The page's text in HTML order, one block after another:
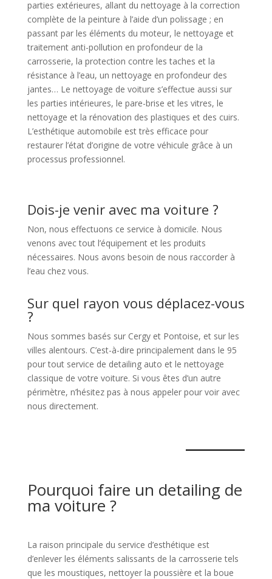
parties extérieures, allant du nettoyage à la correction
complète de la peinture à l’aide d’un polissage ; en
passant par les éléments du moteur, le nettoyage et
traitement anti-pollution en profondeur de la
carrosserie, la protection contre les taches et la
résistance à l’eau, un nettoyage en profondeur des
jantes… Le nettoyage de voiture s’effectue aussi sur
les parties intérieures, le pare-brise et les vitres, le
nettoyage et la rénovation des plastiques et des cuirs.
L’esthétique automobile est très efficace pour
restaurer l’état d’origine de votre véhicule grâce à un
processus professionnel.
Dois-je venir avec ma voiture ?
Non, nous effectuons ce service à domicile. Nous
venons avec tout l’équipement et les produits
nécessaires. Nous avons besoin de nous raccorder à
l’eau chez vous.
Sur quel rayon vous déplacez-vous
?
Nous sommes basés sur Cergy et Pontoise, et sur les
villes alentours. C’est-à-dire principalement dans le 95
pour tout service de detailing auto et le nettoyage
classique de votre voiture. Si vous êtes d’un autre
périmètre, n’hésitez pas à nous appeler pour voir avec
nous directement.
Pourquoi faire un detailing de
ma voiture ?
La raison principale du service d’esthétique est
d’enlever les éléments salissants de la carrosserie tels
que les moustiques, nettoyer la poussière et la boue